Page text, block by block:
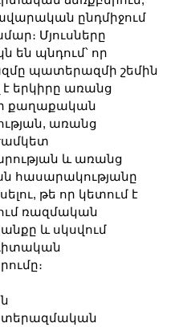
ընդմիջում
Մյուսները
են պնդում՝ որ
պատերազմի շեմին
է երկիրը առանց
քաղաքական
առանց
և առանց
հասարակությանը
թե որ կետում է
ռազմական
և սկսվում